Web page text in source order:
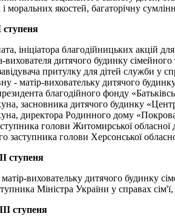
моральних якостей, багаторічну
ступеня
благодійницьких акцій для
дитячого будинку сімейного
притулку для дітей служби у
виховательку дитячого будинку
благодійного фонду
засновника дитячого будинку
директора Родинного дому
голови Житомирської обласної
голови Херсонської обласної
II ступеня
виховательку дитячого будинку
Міністра України у справах сім'ї,
III ступеня